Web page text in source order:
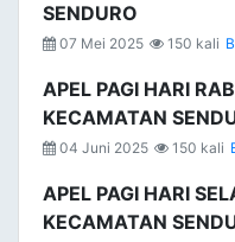
SENDURO
07 Mei 2025 150 kali
APEL PAGI HARI
KECAMATAN
04 Juni 2025 150 kali
APEL PAGI HARI
KECAMATAN